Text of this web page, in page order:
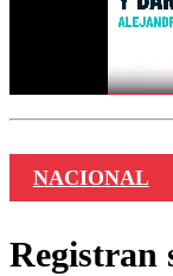
NACIONAL
Registran